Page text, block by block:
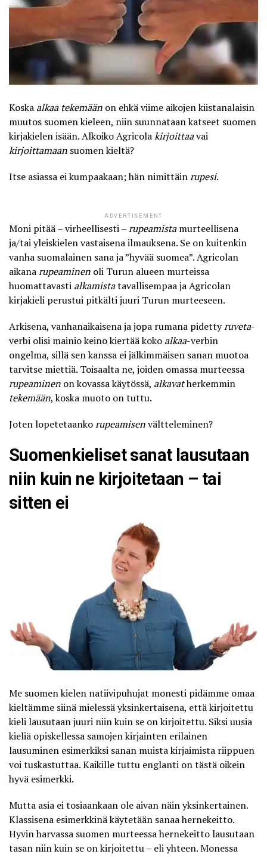
Koska alkaa tekemään on ehkä viime aikojen kiistanalaisin
muutos suomen kieleen, niin suunnataan katseet suomen
kirjakielen isään. Alkoiko Agricolakirjoittaavai
kirjoittamaan suomen kieltä?
Itse asiassa ei kumpaakaan; hän nimittäinrupesi.
ADVERTISEMENT
Moni pitää – virheellisesti –rupeamistamurteellisena
ja/tai yleiskielen vastaisena ilmauksena. Se on kuitenkin
vanha suomalainen sana ja ”hyvää suomea”. Agricolan
aikanarupeaminen oli Turun alueen murteissa
huomattavasti alkamistatavallisempaa ja Agricolan
kirjakieli perustui pitkälti juuri Turun murteeseen.
Arkisena, vanhanaikaisena ja jopa rumana pidettyruveta-
verbi olisi mainio keino kiertää koko alkaa-verbin
ongelma, sillä sen kanssa ei jälkimmäisen sanan muotoa
tarvitse miettiä. Toisaalta ne, joiden omassa murteessa
rupeaminen on kovassa käytössä, alkavatherkemmin
tekemään, koska muoto on tuttu.
Joten lopetetaankorupeamisenvältteleminen?
Suomenkieliset sanat lausutaan
niin kuin ne kirjoitetaan – tai
sitten ei
Me suomen kielen natiivipuhujat monesti pidämme omaa
kieltämme siinä mielessä yksinkertaisena, että kirjoitettu
kieli lausutaan juuri niin kuin se on kirjoitettu. Siksi uusia
kieliä opiskellessa samojen kirjainten erilainen
lausuminen esimerkiksi sanan muista kirjaimista riippuen
voi tuskastuttaa. Kaikille tuttu englanti on tästä oikein
hyvä esimerkki.
Mutta asia ei tosiaankaan ole aivan näin yksinkertainen.
Klassisena esimerkkinä käytetään sanaa hernekeitto.
Hyvin harvassa suomen murteessa hernekeitto lausutaan
tasan niin kuin se on kirjoitettu – eli yhteen. Monessa